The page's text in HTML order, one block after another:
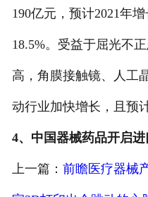
190亿元，预计2021年
18.5%。受益于屈光不
高，角膜接触镜、人工
动行业加快增长，且预
4、中国器械药品开启
上一篇： 前瞻医疗器械